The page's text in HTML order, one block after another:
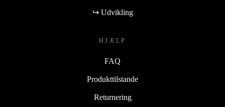
↪ Udvikling
HJÆLP
FAQ
Produkttilstande
Returnering